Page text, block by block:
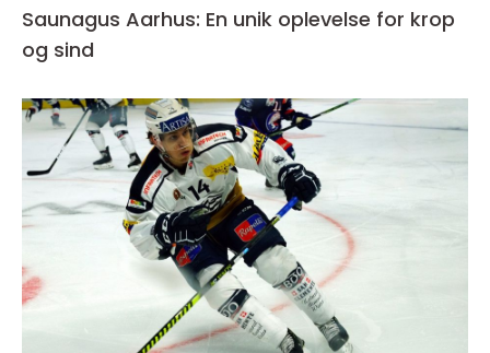
Saunagus Aarhus: En unik oplevelse for krop
og sind